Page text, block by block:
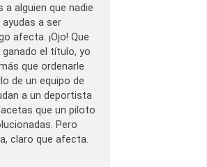
a alguien que nadie
ayudas a ser
afecta. ¡Ojo! Que
ganado el título, yo
que ordenarle
de un equipo de
a un deportista
que un piloto
Pero
claro que afecta.